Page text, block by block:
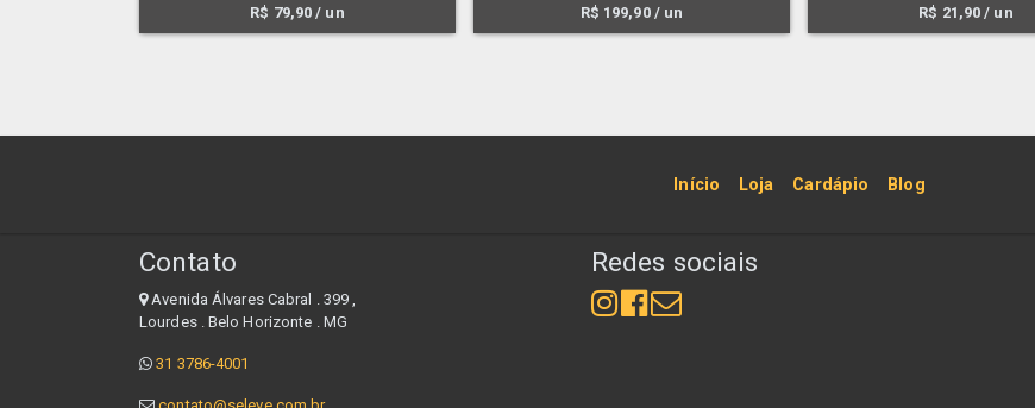
R$ 79,90 / un
R$ 199,90 / un
R$ 21,90 / un
Início Loja Cardápio Blog
Contato
Avenida Álvares Cabral . 399 ,
Lourdes . Belo Horizonte . MG
31 3786-4001
Redes sociais